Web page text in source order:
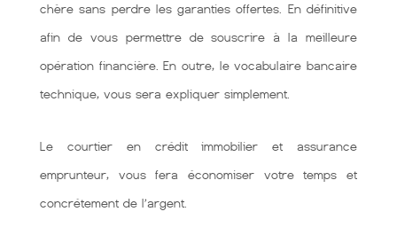
chère sans perdre les garanties offertes. En définitive
afin de vous permettre de souscrire à la meilleure
opération financière. En outre, le vocabulaire bancaire
technique, vous sera expliquer simplement.
Le courtier en crédit immobilier et assurance
emprunteur, vous fera économiser votre temps et
concrétement de l’argent.